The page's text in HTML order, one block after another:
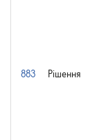
883 Рішення